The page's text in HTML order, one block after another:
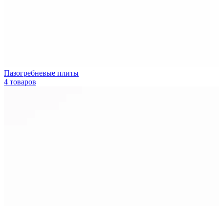
Пазогребневые плиты
4 товаров